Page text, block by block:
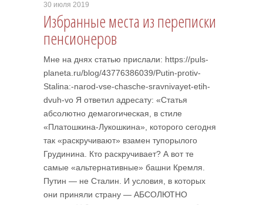
30 июля 2019
Избранные места из переписки
пенсионеров
Мне на днях статью прислали: https://puls-
planeta.ru/blog/43776386039/Putin-protiv-
Stalina:-narod-vse-chasche-sravnivayet-etih-
dvuh-vo Я ответил адресату: «Статья
абсолютно демагогическая, в стиле
«Платошкина-Лукошкина», которого сегодня
так «раскручивают» взамен тупорылого
Грудинина. Кто раскручивает? А вот те
самые «альтернативные» башни Кремля.
Путин — не Сталин. И условия, в которых
они приняли страну — АБСОЛЮТНО